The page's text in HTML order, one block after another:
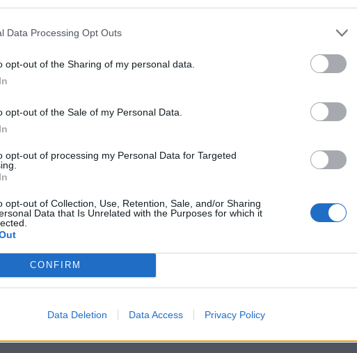
Data Processing Opt Outs
opt-out of the Sharing of my personal data.
opt-out of the Sale of my Personal Data.
opt-out of processing my Personal Data for Targeted
opt-out of Collection, Use, Retention, Sale, and/or Sharing
Data that Is Unrelated with the Purposes for which it
CONFIRM
Data Deletion Data Access Privacy Policy
pokazują wartość dobra. Napisz rozprawkę, w
W argumentacji odwołaj się do wybranej
literackiego.